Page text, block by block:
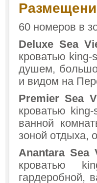
60 номеров в
Deluxe Sea
кроватью king-
душем,
и видом на
Premier Sea
кроватью
ванной
зоной отдыха,
Anantara Sea
кроватью
гардеробной,